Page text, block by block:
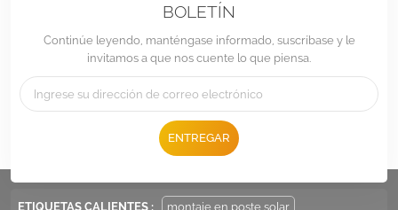
BOLETÍN
Continúe leyendo, manténgase informado, suscríbase y le
invitamos a que nos cuente lo que piensa.
ENTREGAR
Sales@LandpowerSolar.com
ETIQUETAS CALIENTES : montaje en poste solar